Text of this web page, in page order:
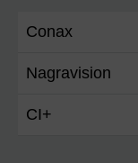
Conax
Nagravision
CI+